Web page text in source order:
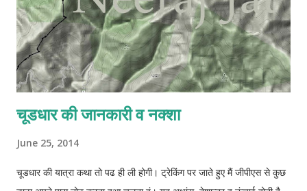
t
चूडधार की जानकारी व नक्शा
June 25, 2014
चूडधार की यात्रा कथा तो पढ ही ली होगी। ट्रेकिंग पर जाते हुए मैं जीपीएस से कुछ